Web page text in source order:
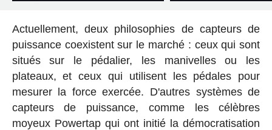
Actuellement, deux philosophies de capteurs de
puissance coexistent sur le marché : ceux qui sont
situés sur le pédalier, les manivelles ou les
plateaux, et ceux qui utilisent les pédales pour
mesurer la force exercée. D'autres systèmes de
capteurs de puissance, comme les célèbres
moyeux Powertap qui ont initié la démocratisation